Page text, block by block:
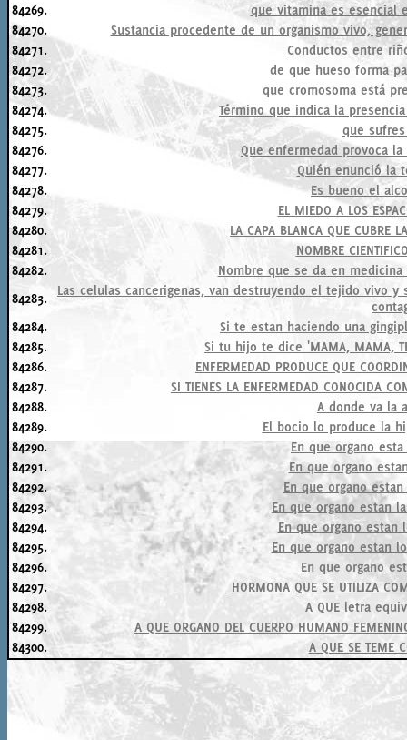
84269.
que vitamina es esencial
84270.
Sustancia procedente de un organismo vivo,
84271.
Conductos entre
84272.
de que hueso forma
84273.
que cromosoma está
84274.
Término que indica la
84275.
que
84276.
Que enfermedad provoca
84277.
Quién enunció la
84278.
Es bueno el
84279.
EL MIEDO A LOS
84280.
LA CAPA BLANCA QUE CUBRE
84281.
NOMBRE
84282.
Nombre que se da en
84283.
Las celulas cancerigenas, van destruyendo el tejido vivo
84284.
Si te estan haciendo una
84285.
Si tu hijo te dice 'MAMA, MAMA,
84286.
ENFERMEDAD PRODUCE QUE
84287.
SI TIENES LA ENFERMEDAD CONOCIDA
84288.
A donde va la
84289.
El bocio lo produce la
84290.
En que organo
84291.
En que organo
84292.
En que organo
84293.
En que organo estan
84294.
En que organo estan
84295.
En que organo estan
84296.
En que organo
84297.
HORMONA QUE SE UTILIZA
84298.
A QUE letra
84299.
A QUE ORGANO DEL CUERPO HUMANO
84300.
A QUE SE TEME